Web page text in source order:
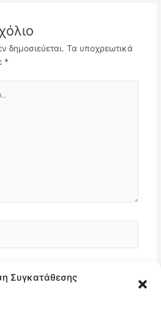
Συγκατάθεσης
δημοσιεύεται. Τα υποχρεωτικά
*